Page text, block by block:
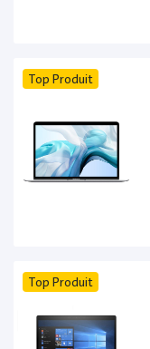
Top Produit
Top Produit